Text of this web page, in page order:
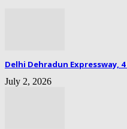
Delhi Dehradun Expressway, 4
July 2, 2026